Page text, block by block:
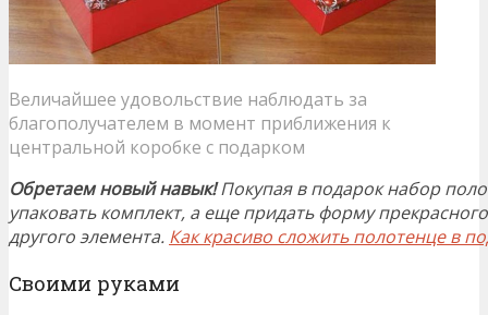
Величайшее удовольствие наблюдать за
благополучателем в момент приближения к
центральной коробке с подарком
Обретаем новый навык!Покупая в подарок набор
упаковать комплект, а еще придать форму
другого элемента. Как красиво сложить полотенце в
Своими руками